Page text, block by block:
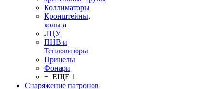
Коллиматоры
Кронштейны,
кольца
ЛЦУ
ПНВ и
Тепловизоры
Прицелы
Фонари
+ ЕЩЕ 1
Снаряжение патронов